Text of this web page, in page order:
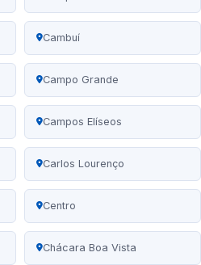
Cambuí
Campo Grande
Campos Elíseos
Carlos Lourenço
Centro
Chácara Boa Vista